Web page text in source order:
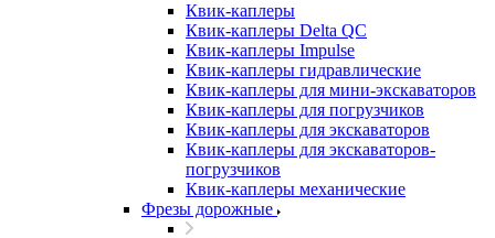
Квик-каплеры
Квик-каплеры Delta QC
Квик-каплеры Impulse
Квик-каплеры гидравлические
Квик-каплеры для мини-экскаваторов
Квик-каплеры для погрузчиков
Квик-каплеры для экскаваторов
Квик-каплеры для экскаваторов-
погрузчиков
Квик-каплеры механические
Фрезы дорожные